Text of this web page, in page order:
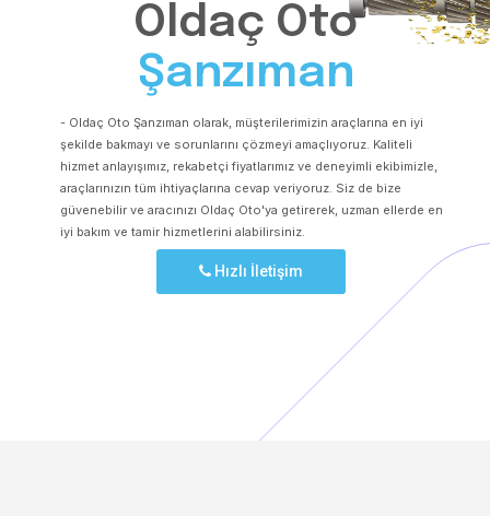
Oldaç Oto
Şanzıman
Hızlı İletişim
- Oldaç Oto Şanzıman olarak, müşterilerimizin araçlarına en iyi
şekilde bakmayı ve sorunlarını çözmeyi amaçlıyoruz. Kaliteli
hizmet anlayışımız, rekabetçi fiyatlarımız ve deneyimli ekibimizle,
araçlarınızın tüm ihtiyaçlarına cevap veriyoruz. Siz de bize
güvenebilir ve aracınızı Oldaç Oto'ya getirerek, uzman ellerde en
iyi bakım ve tamir hizmetlerini alabilirsiniz.